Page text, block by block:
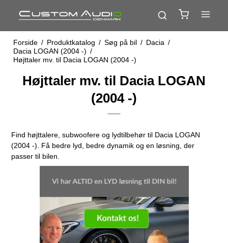
Forside / Produktkatalog / Søg på bil / Dacia /
Dacia LOGAN (2004 -) /
Højttaler mv. til Dacia LOGAN (2004 -)
Højttaler mv. til Dacia LOGAN
(2004 -)
Find højttalere, subwoofere og lydtilbehør til Dacia LOGAN
(2004 -). Få bedre lyd, bedre dynamik og en løsning, der
passer til bilen.